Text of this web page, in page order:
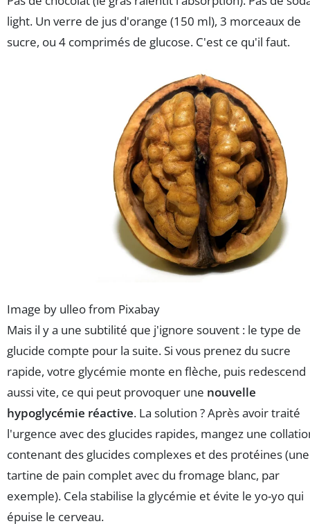
light. Un verre de jus d'orange (150 ml), 3 morceaux de
sucre, ou 4 comprimés de glucose. C'est ce qu'il faut.
Image by ulleo from Pixabay
Mais il y a une subtilité que j'ignore souvent : le type de
glucide compte pour la suite. Si vous prenez du sucre
rapide, votre glycémie monte en flèche, puis redescend
aussi vite, ce qui peut provoquer une nouvelle
hypoglycémie réactive. La solution ? Après avoir traité
l'urgence avec des glucides rapides, mangez une
contenant des glucides complexes et des protéines (une
tartine de pain complet avec du fromage blanc, par
exemple). Cela stabilise la glycémie et évite le yo-yo qui
épuise le cerveau.